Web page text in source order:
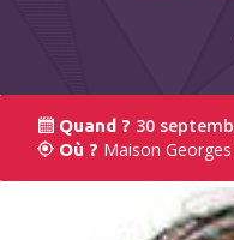
Quand ? 30
Où ? Maison